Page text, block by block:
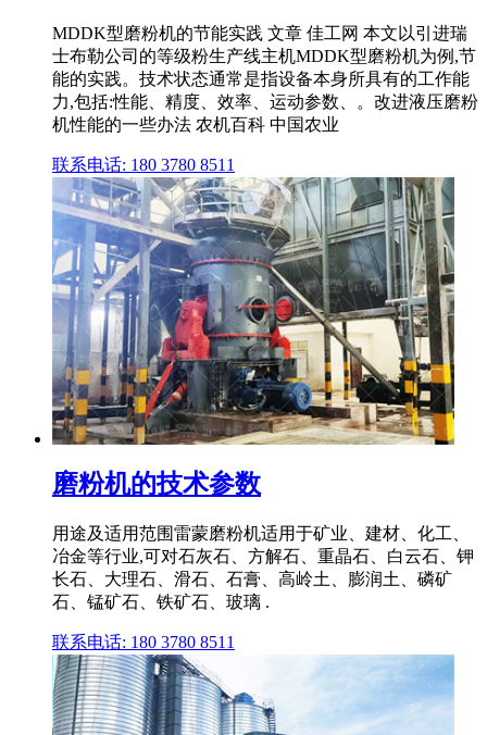
MDDK型磨粉机的节能实践 文章 佳工网 本文以引进瑞
士布勒公司的等级粉生产线主机MDDK型磨粉机为例,节
能的实践。技术状态通常是指设备本身所具有的工作能
力,包括:性能、精度、效率、运动参数、。改进液压磨粉
机性能的一些办法 农机百科 中国农业
联系电话: 180 3780 8511
磨粉机的技术参数
用途及适用范围雷蒙磨粉机适用于矿业、建材、化工、
冶金等行业,可对石灰石、方解石、重晶石、白云石、钾
长石、大理石、滑石、石膏、高岭土、膨润土、磷矿
石、锰矿石、铁矿石、玻璃 .
联系电话: 180 3780 8511